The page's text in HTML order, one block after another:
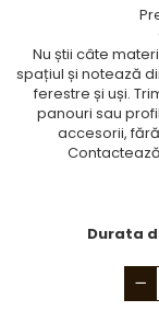
Nu știi câte
spațiul și notează
ferestre și uși.
panouri sau
accesorii,
Durata